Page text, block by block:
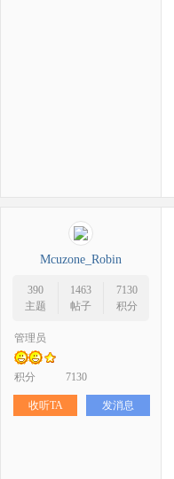
Mcuzone_Robin
390
主题
1463
帖子
7130
积分
管理员
积分 7130
收听TA 发消息